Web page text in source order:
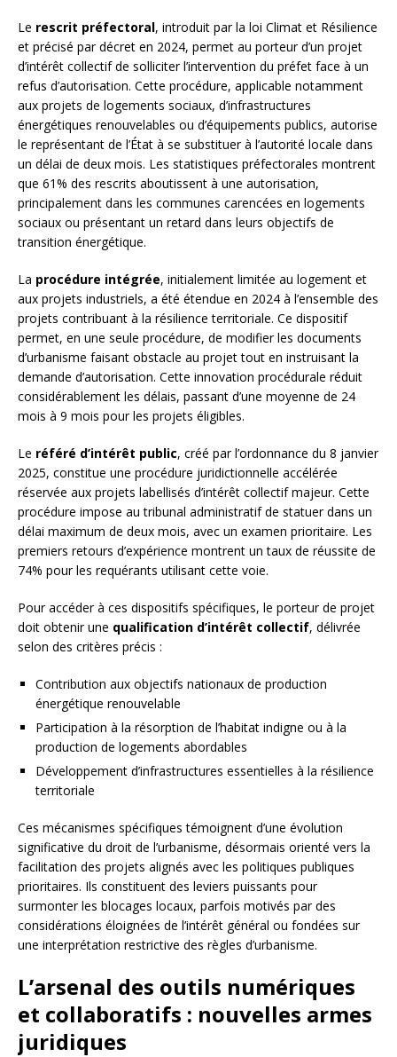
Le rescrit préfectoral, introduit par la loi Climat et Résilience
et précisé par décret en 2024, permet au porteur d’un projet
d’intérêt collectif de solliciter l’intervention du préfet face à un
refus d’autorisation. Cette procédure, applicable notamment
aux projets de logements sociaux, d’infrastructures
énergétiques renouvelables ou d’équipements publics, autorise
le représentant de l’État à se substituer à l’autorité locale dans
un délai de deux mois. Les statistiques préfectorales montrent
que 61% des rescrits aboutissent à une autorisation,
principalement dans les communes carencées en logements
sociaux ou présentant un retard dans leurs objectifs de
transition énergétique.
La procédure intégrée, initialement limitée au logement et
aux projets industriels, a été étendue en 2024 à l’ensemble des
projets contribuant à la résilience territoriale. Ce dispositif
permet, en une seule procédure, de modifier les documents
d’urbanisme faisant obstacle au projet tout en instruisant la
demande d’autorisation. Cette innovation procédurale réduit
considérablement les délais, passant d’une moyenne de 24
mois à 9 mois pour les projets éligibles.
Le référé d’intérêt public, créé par l’ordonnance du 8 janvier
2025, constitue une procédure juridictionnelle accélérée
réservée aux projets labellisés d’intérêt collectif majeur. Cette
procédure impose au tribunal administratif de statuer dans un
délai maximum de deux mois, avec un examen prioritaire. Les
premiers retours d’expérience montrent un taux de réussite de
74% pour les requérants utilisant cette voie.
Pour accéder à ces dispositifs spécifiques, le porteur de projet
doit obtenir une qualification d’intérêt collectif, délivrée
selon des critères précis :
Contribution aux objectifs nationaux de production
énergétique renouvelable
Participation à la résorption de l’habitat indigne ou à la
production de logements abordables
Développement d’infrastructures essentielles à la résilience
territoriale
Ces mécanismes spécifiques témoignent d’une évolution
significative du droit de l’urbanisme, désormais orienté vers la
facilitation des projets alignés avec les politiques publiques
prioritaires. Ils constituent des leviers puissants pour
surmonter les blocages locaux, parfois motivés par des
considérations éloignées de l’intérêt général ou fondées sur
une interprétation restrictive des règles d’urbanisme.
L’arsenal des outils numériques
et collaboratifs : nouvelles armes
juridiques